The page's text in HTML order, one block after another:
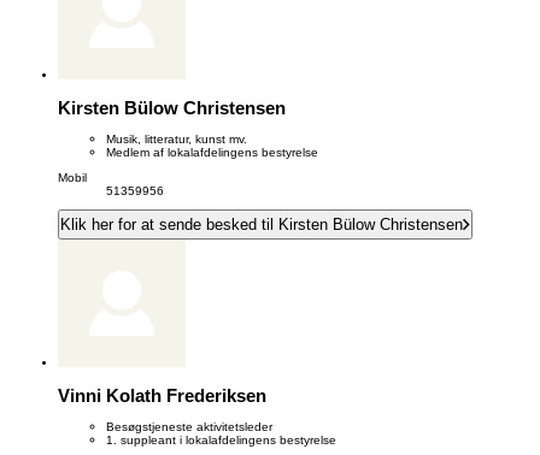
Kirsten Bülow Christensen
Musik, litteratur, kunst mv.
Medlem af lokalafdelingens bestyrelse
Mobil
51359956
Klik her for at sende besked til Kirsten Bülow Christensen
Vinni Kolath Frederiksen
Besøgstjeneste aktivitetsleder
1. suppleant i lokalafdelingens bestyrelse